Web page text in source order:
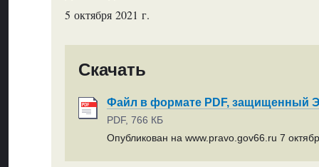
5 октября 2021 г.
Скачать
Файл в формате PDF, защищенный
PDF, 766 КБ
Опубликован на www.pravo.gov66.ru 7